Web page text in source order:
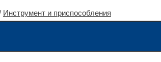
Инструмент и приспособления